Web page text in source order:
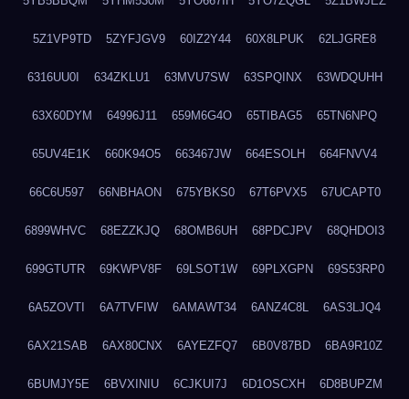
5Z1VP9TD 5ZYFJGV9 60IZ2Y44 60X8LPUK 62LJGRE8
6316UU0I 634ZKLU1 63MVU7SW 63SPQINX 63WDQUHH
63X60DYM 64996J11 659M6G4O 65TIBAG5 65TN6NPQ
65UV4E1K 660K94O5 663467JW 664ESOLH 664FNVV4
66C6U597 66NBHAON 675YBKS0 67T6PVX5 67UCAPT0
6899WHVC 68EZZKJQ 68OMB6UH 68PDCJPV 68QHDOI3
699GTUTR 69KWPV8F 69LSOT1W 69PLXGPN 69S53RP0
6A5ZOVTI 6A7TVFIW 6AMAWT34 6ANZ4C8L 6AS3LJQ4
6AX21SAB 6AX80CNX 6AYEZFQ7 6B0V87BD 6BA9R10Z
6BUMJY5E 6BVXINIU 6CJKUI7J 6D1OSCXH 6D8BUPZM